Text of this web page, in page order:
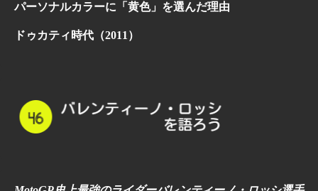
パーソナルカラーに「黄色」を選んだ理由
ドゥカティ時代（2011）